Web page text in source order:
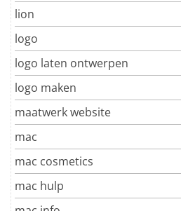
lion
logo
logo laten ontwerpen
logo maken
maatwerk website
mac
mac cosmetics
mac hulp